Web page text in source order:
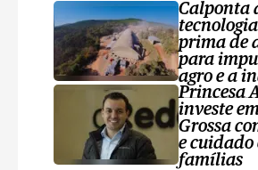
Calponta
prima de
para
agro e a
Princesa
investe
Grossa
e cuidado
famílias